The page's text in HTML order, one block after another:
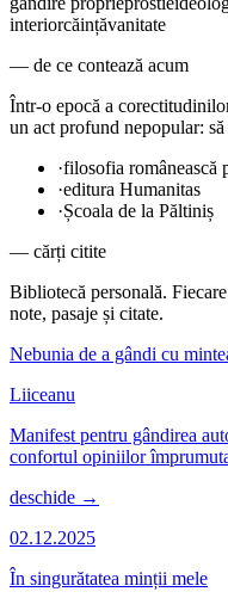
interiorcăințăvanitate
— de ce contează acum
Într-o epocă a
un act profund nepopular:
·filosofia românească
·editura Humanitas
·Școala de la Păltiniș
— cărți citite
Bibliotecă personală.
note, pasaje și citate.
Nebunia de a gândi cu
Liiceanu
Manifest pentru gândirea
confortul opiniilor
deschide →
02.12.2025
În singurătatea minții mele